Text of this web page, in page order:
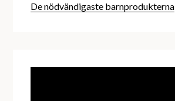
De nödvändigaste barnprodukterna